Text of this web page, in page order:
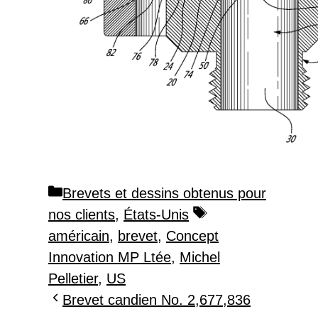
Catégories
Brevets et dessins obtenus pour
nos clients, États-Unis
Étiquettes
américain, brevet, Concept
Innovation MP Ltée, Michel
Pelletier, US
Brevet candien No. 2,677,836